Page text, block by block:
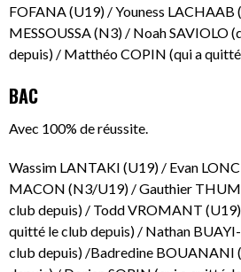
FOFANA (U19) / Youness
MESSOUSSA (N3) / Noah SAVIOLO
depuis) / Matthéo COPIN (qui a
BAC
Avec 100% de réussite.
Wassim LANTAKI (U19) / Evan
MACON (N3/U19) / Gauthier
club depuis) / Todd VROMANT
quitté le club depuis) / Nathan
club depuis) /Badredine BOUANANI